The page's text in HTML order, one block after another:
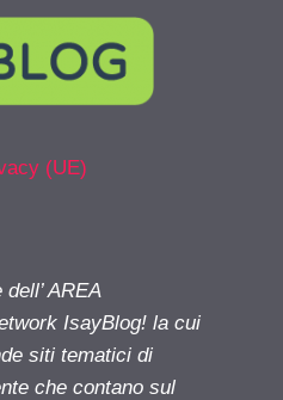
(UE)
AREA
IsayBlog! la cui
siti tematici di
che contano sul